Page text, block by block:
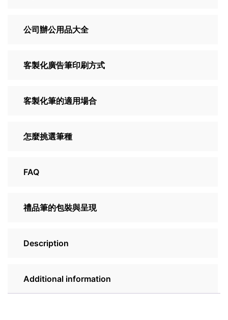
公司辦公用品大全
客製化廣告筆印刷方式
客製化筆的適用場合
怎麼挑選筆種
FAQ
禮品筆的包裝與呈現
Description
Additional information